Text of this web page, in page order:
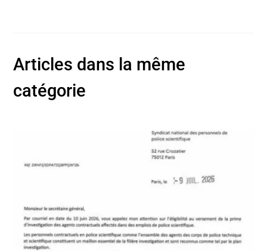
Articles dans la même
catégorie